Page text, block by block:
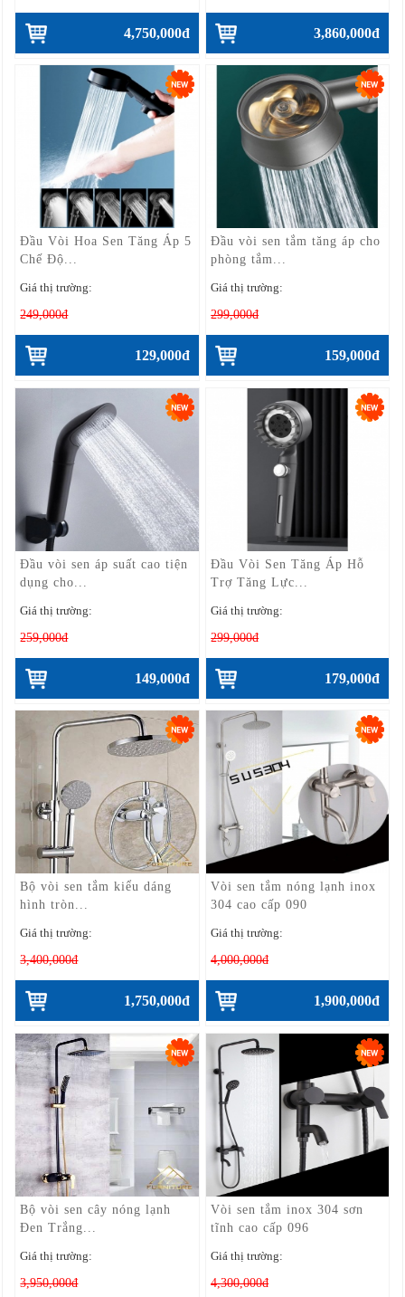
4,750,000đ 3,860,000đ
Đầu Vòi Hoa Sen Tăng Áp 5
Chế Độ...
Giá thị trường:
249,000đ
129,000đ
Đầu vòi sen tắm tăng áp cho
phòng tắm...
Giá thị trường:
299,000đ
159,000đ
Đầu vòi sen áp suất cao tiện
dụng cho...
Giá thị trường:
259,000đ
149,000đ
Đầu Vòi Sen Tăng Áp Hỗ
Trợ Tăng Lực...
Giá thị trường:
299,000đ
179,000đ
Bộ vòi sen tắm kiểu dáng
hình tròn...
Giá thị trường:
3,400,000đ
1,750,000đ
Vòi sen tắm nóng lạnh inox
304 cao cấp 090
Giá thị trường:
4,000,000đ
1,900,000đ
Bộ vòi sen cây nóng lạnh
Đen Trắng...
Giá thị trường:
3,950,000đ
Vòi sen tắm inox 304 sơn
tĩnh cao cấp 096
Giá thị trường:
4,300,000đ